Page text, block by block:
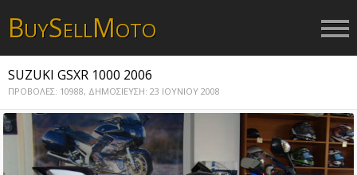
BUYSELLMOTO
SUZUKI GSXR 1000 2006
ΠΡΟΒΟΛΕΣ: 10988, ΔΗΜΟΣΙΕΥΣΗ: 23 ΙΟΥΝΙΟΥ 2008